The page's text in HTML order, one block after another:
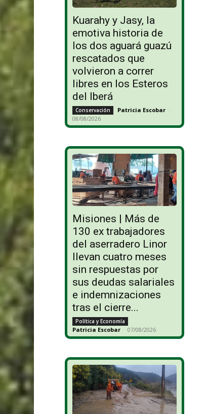
Kuarahy y Jasy, la
emotiva historia de
los dos aguará guazú
rescatados que
volvieron a correr
libres en los Esteros
del Iberá
Conservación Patricia Escobar -
08/08/2026
Misiones | Más de
130 ex trabajadores
del aserradero Linor
llevan cuatro meses
sin respuestas por
sus deudas salariales
e indemnizaciones
tras el cierre...
Política y Economía
Patricia Escobar - 07/08/2026